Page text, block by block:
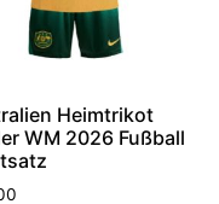
Heimtrikot
WM 2026 Fußball